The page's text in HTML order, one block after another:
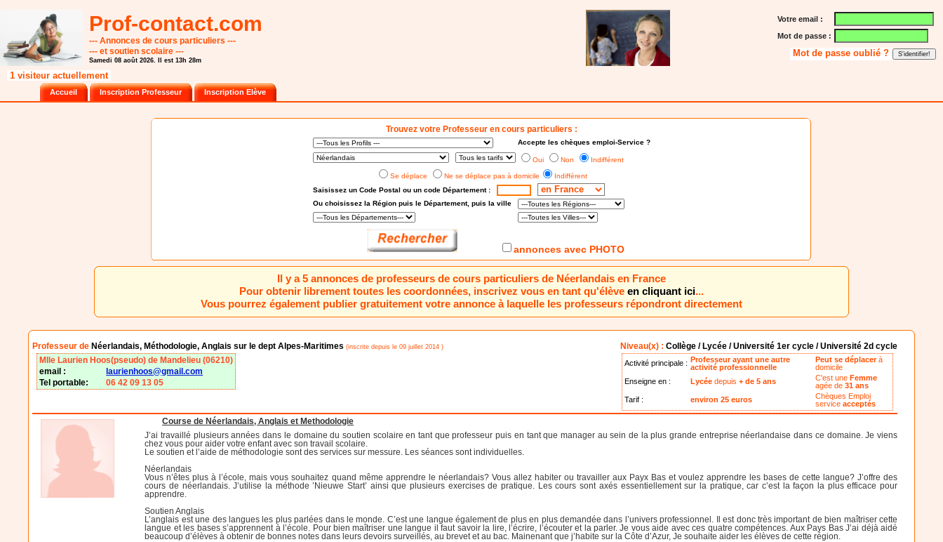
Prof-contact.com
--- Annonces de cours particuliers ---
--- et soutien scolaire ---
Samedi 08 août 2026. Il est 13h 28m
Votre email :
Mot de passe :
Mot de passe oublié ?
1 visiteur actuellement
Accueil Inscription Professeur Inscription Elève
Trouvez votre Professeur en cours particuliers :
Accepte les chèques emploi-Service ?
Oui Non Indifférent
Se déplace Ne se déplace pas à domicile
Indifférent
Saisissez un Code Postal ou un code Département :
Ou choisissez la Région puis le Département, puis la ville
annonces avec PHOTO
Il y a 5 annonces de professeurs de cours particuliers de Néerlandais en France
Pour obtenir librement toutes les coordonnées, inscrivez vous en tant qu'élève en cliquant ici...
Vous pourrez également publier gratuitement votre annonce à laquelle les professeurs répondront directement
Professeur de Néerlandais, Méthodologie, Anglais sur le dept Alpes-Maritimes (inscrite depuis le 09 juillet 2014 ) Niveau(x) : Collège / Lycée / Université 1er cycle / Université 2d cycle
Activité principale : Professeur ayant une autre
activité professionnelle
Peut se déplacerà
domicile
Enseigne en :
Lycée depuis+ de 5 ans C'est une Femme
agée de31 ans
Tarif :
environ 25 euros
Chèques Emploi
serviceacceptés
Mlle Laurien Hoos(pseudo) de Mandelieu (06210)
email :
laurienhoos@gmail.com
Tel portable:
06 42 09 13 05
Course de Néerlandais, Anglais et Methodologie
J’ai travaillé plusieurs années dans le domaine du soutien scolaire en tant que professeur puis en tant que manager au sein de la plus grande entreprise néerlandaise dans ce domaine. Je viens
chez vous pour aider votre enfant avec son travail scolaire.
Le soutien et l’aide de méthodologie sont des services sur messure. Les séances sont individuelles.
Néerlandais
Vous n’êtes plus à l’école, mais vous souhaitez quand même apprendre le néerlandais? Vous allez habiter ou travailler aux Payx Bas et voulez apprendre les bases de cette langue? J’offre des
cours de néerlandais. J’utilise la méthode ’Nieuwe Start’ ainsi que plusieurs exercises de pratique. Les cours sont axés essentiellement sur la pratique, car c’est la façon la plus efficace pour
apprendre.
Soutien Anglais
L’anglais est une des langues les plus parlées dans le monde. C’est une langue également de plus en plus demandée dans l’univers professionnel. Il est donc très important de bien maîtriser cette
langue et les bases s’apprennent à l’école. Pour bien maîtriser une langue il faut savoir la lire, l’écrire, l’écouter et la parler. Je vous aide avec ces quatre compétences. Aux Pays Bas J’ai déjà aidé
beaucoup d’élèves à obtenir de bonnes notes dans leurs devoirs surveillés, au brevet et au bac. Mainenant que j’habite sur la Côte d’Azur, Je souhaite aider les élèves de cette région.